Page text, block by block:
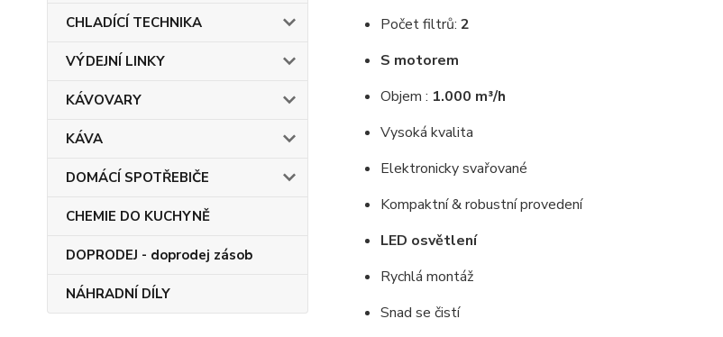
CHLADÍCÍ TECHNIKA
VÝDEJNÍ LINKY
KÁVOVARY
KÁVA
DOMÁCÍ SPOTŘEBIČE
CHEMIE DO KUCHYNĚ
DOPRODEJ - doprodej zásob
NÁHRADNÍ DÍLY
Počet filtrů: 2
S motorem
Objem : 1.000 m³/h
Vysoká kvalita
Elektronicky svařované
Kompaktní & robustní provedení
LED osvětlení
Rychlá montáž
Snad se čistí